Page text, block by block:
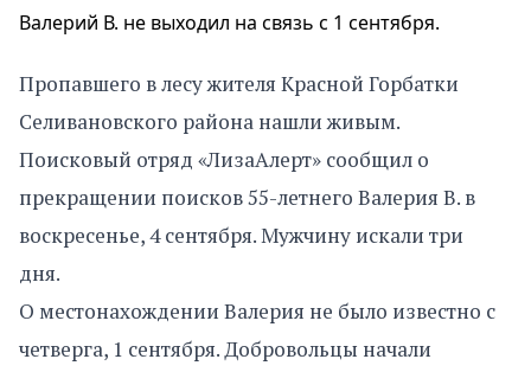
Валерий В. не выходил на связь с 1 сентября.
Пропавшего в лесу жителя Красной Горбатки
Селивановского района нашли живым.
Поисковый отряд «ЛизаАлерт» сообщил о
прекращении поисков 55-летнего Валерия В. в
воскресенье, 4 сентября. Мужчину искали три
дня.
О местонахождении Валерия не было известно с
четверга, 1 сентября. Добровольцы начали